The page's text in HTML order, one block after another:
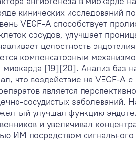
кинических исследований
VEGF-A способствует
сосудов, улучшает
целостность
компенсаторным
миокарда [19][20]. Анализ баз
что воздействие на VEGF-A
является
сосудистых заболеваний.
улучшал функцию
и увеличивал
ИМ посредством сигнального